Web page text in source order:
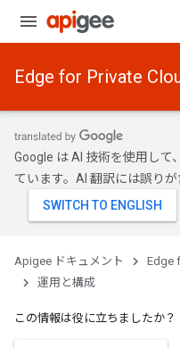
Edge for Private
Google は AI 技術を使用して
ています。AI 翻訳には誤り
Apigee ドキュメント Edge
運用と構成
この情報は役に立ちましたか？